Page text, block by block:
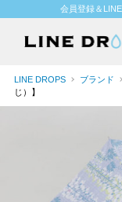
会員登録＆
LINE DROPS ブランド
じ）】